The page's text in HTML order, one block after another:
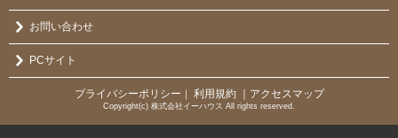
お問い合わせ
PCサイト
プライバシーポリシー ｜ 利用規約 ｜アクセスマップ
Copyright(c) 株式会社イーハウス All rights reserved.